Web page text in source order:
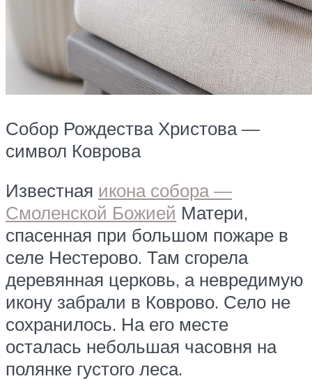
Собор Рождества Христова —
символ Коврова
Известная икона собора —
Смоленской Божией Матери,
спасенная при большом пожаре в
селе Нестерово. Там сгорела
деревянная церковь, а невредимую
икону забрали в Коврово. Село не
сохранилось. На его месте
осталась небольшая часовня на
полянке густого леса.